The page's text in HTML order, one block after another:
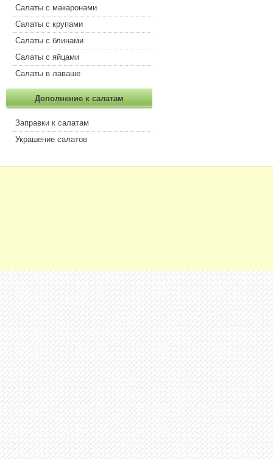
Салаты с макаронами
Салаты с крупами
Салаты с блинами
Салаты с яйцами
Салаты в лаваше
Дополнение к салатам
Заправки к салатам
Украшение салатов